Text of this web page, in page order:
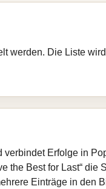
werden. Die Liste
Erfolge in
the Best for Last“ die
Einträge in den